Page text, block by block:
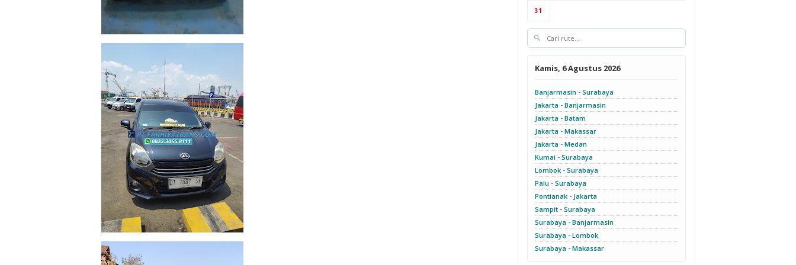
31
Kamis, 6 Agustus 2026
Banjarmasin - Surabaya
Jakarta - Banjarmasin
Jakarta - Batam
Jakarta - Makassar
Jakarta - Medan
Kumai - Surabaya
Lombok - Surabaya
Palu - Surabaya
Pontianak - Jakarta
Sampit - Surabaya
Surabaya - Banjarmasin
Surabaya - Lombok
Surabaya - Makassar